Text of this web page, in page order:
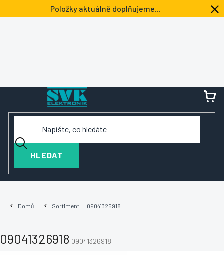
na
Položky aktuálně doplňujeme...
HLEDAT
Domů Sortiment 09041326918
09041326918 09041326918